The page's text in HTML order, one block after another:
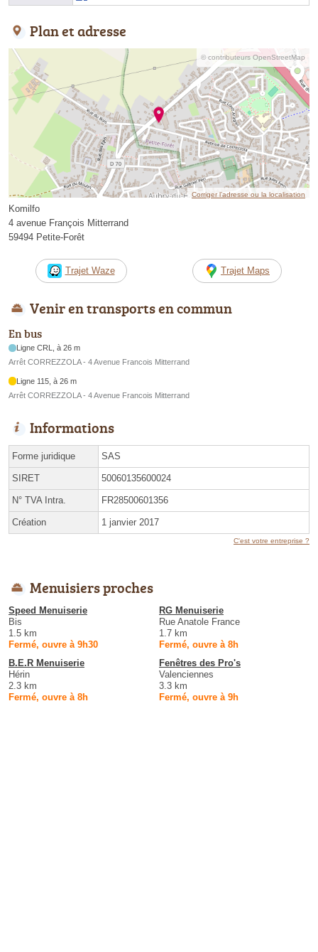
Plan et adresse
© contributeurs OpenStreetMap
Corriger l’adresse ou la localisation
Komilfo
4 avenue François Mitterrand
59494 Petite-Forêt
Trajet Waze Trajet Maps
Venir en transports en commun
En bus
Ligne CRL, à 26 m
Arrêt CORREZZOLA - 4 Avenue Francois Mitterrand
Ligne 115, à 26 m
Arrêt CORREZZOLA - 4 Avenue Francois Mitterrand
Informations
Forme juridique SAS
SIRET 50060135600024
N° TVA Intra. FR28500601356
Création 1 janvier 2017
C'est votre entreprise ?
Menuisiers proches
Speed Menuiserie
Bis
1.5 km
Fermé, ouvre à 9h30
RG Menuiserie
Rue Anatole France
1.7 km
Fermé, ouvre à 8h
B.E.R Menuiserie
Hérin
2.3 km
Fermé, ouvre à 8h
Fenêtres des Pro's
Valenciennes
3.3 km
Fermé, ouvre à 9h